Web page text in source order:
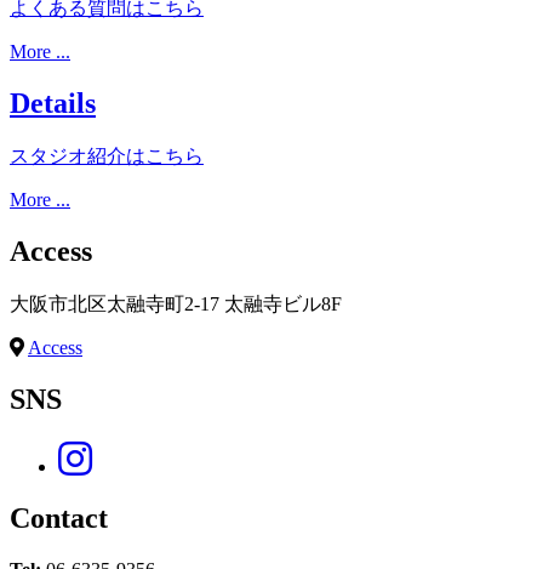
よくある質問はこちら
More ...
Details
スタジオ紹介はこちら
More ...
Access
大阪市北区太融寺町2-17 太融寺ビル8F
Access
SNS
Contact